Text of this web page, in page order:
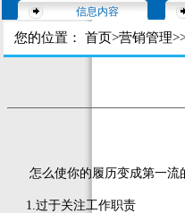
信息内容
您的位置： 首页>营销管理
怎么使你的履历变成第一流
1.过于关注工作职责